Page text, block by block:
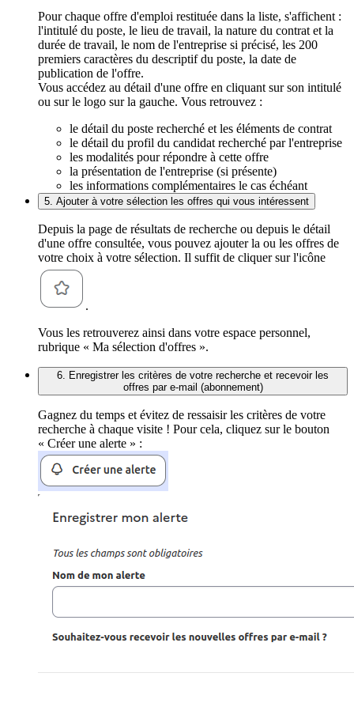
Pour chaque offre d'emploi restituée dans la liste, s'affichent :
l'intitulé du poste, le lieu de travail, la nature du contrat et la
durée de travail, le nom de l'entreprise si précisé, les 200
premiers caractères du descriptif du poste, la date de
publication de l'offre.
Vous accédez au détail d'une offre en cliquant sur son intitulé
ou sur le logo sur la gauche. Vous retrouvez :
le détail du poste recherché et les éléments de contrat
le détail du profil du candidat recherché par l'entreprise
les modalités pour répondre à cette offre
la présentation de l'entreprise (si présente)
les informations complémentaires le cas échéant
5. Ajouter à votre sélection les offres qui vous intéressent
Depuis la page de résultats de recherche ou depuis le détail
d'une offre consultée, vous pouvez ajouter la ou les offres de
votre choix à votre sélection. Il suffit de cliquer sur l'icône
.
Vous les retrouverez ainsi dans votre espace personnel,
rubrique « Ma sélection d'offres ».
6. Enregistrer les critères de votre recherche et recevoir les
offres par e-mail (abonnement)
Gagnez du temps et évitez de ressaisir les critères de votre
recherche à chaque visite ! Pour cela, cliquez sur le bouton
« Créer une alerte » :